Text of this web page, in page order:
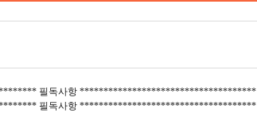
필독사항 *************************************
필독사항 *************************************